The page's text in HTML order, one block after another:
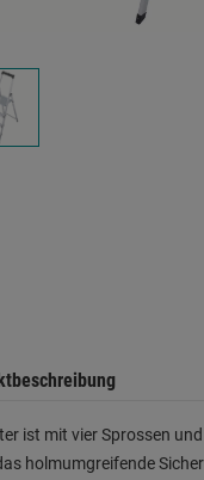
ist mit vier Sprossen
holmumgreifende